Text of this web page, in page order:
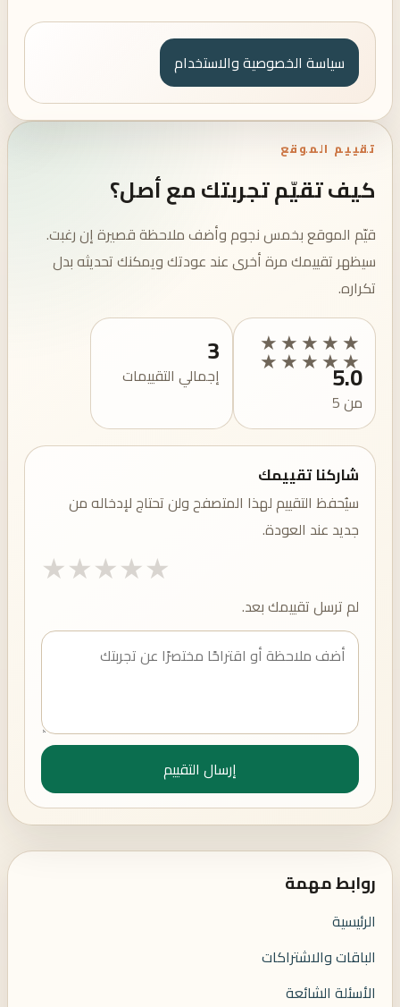
سياسة الخصوصية والاستخدام
تقييم الموقع
كيف تقيّم تجربتك مع أصل؟
قيّم الموقع بخمس نجوم وأضف ملاحظة قصيرة إن رغبت.
سيظهر تقييمك مرة أخرى عند عودتك ويمكنك تحديثه بدل
تكراره.
★★★★★
★★★★★
5.0
من 5
3
إجمالي التقييمات
شاركنا تقييمك
سيُحفظ التقييم لهذا المتصفح ولن تحتاج لإدخاله من
جديد عند العودة.
★
★
★
★
★
لم ترسل تقييمك بعد.
إرسال التقييم
روابط مهمة
الرئيسية
الباقات والاشتراكات
الأسئلة الشائعة